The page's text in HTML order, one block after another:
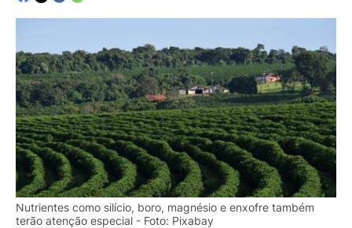
Nutrientes como silício, boro, magnésio e enxofre também
terão atenção especial - Foto: Pixabay